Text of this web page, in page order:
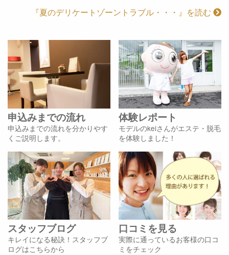
『夏のデリケートゾーントラブル・・・』を読む
申込みまでの流れ
申込みまでの流れを分かりやす
くご説明します。
体験レポート
モデルのkeiさんがエステ・脱毛
を体験しました！
スタッフブログ
キレイになる秘訣！スタッフブ
ログはこちらから
口コミを見る
実際に通っているお客様の口コ
ミをチェック